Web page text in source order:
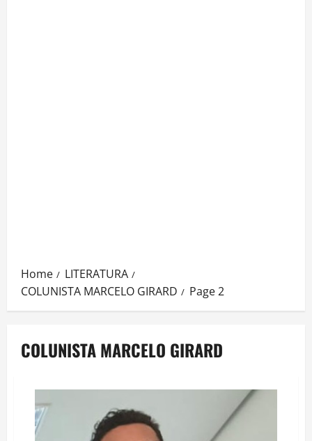
Home
LITERATURA
COLUNISTA MARCELO GIRARD
Page 2
COLUNISTA MARCELO GIRARD